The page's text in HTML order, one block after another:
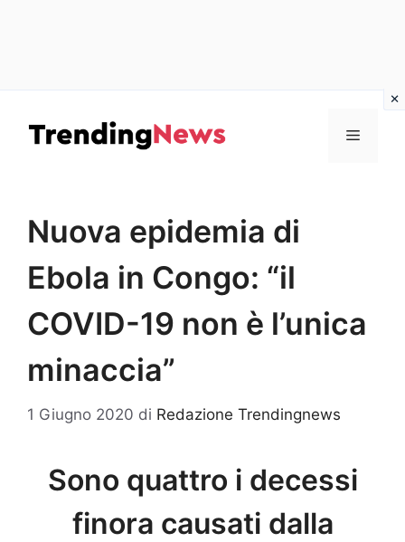
contenuto
Menu
Nuova epidemia di
Ebola in Congo: “il
COVID-19 non è l’unica
minaccia”
1 Giugno 2020 di Redazione Trendingnews
Sono quattro i decessi
finora causati dalla